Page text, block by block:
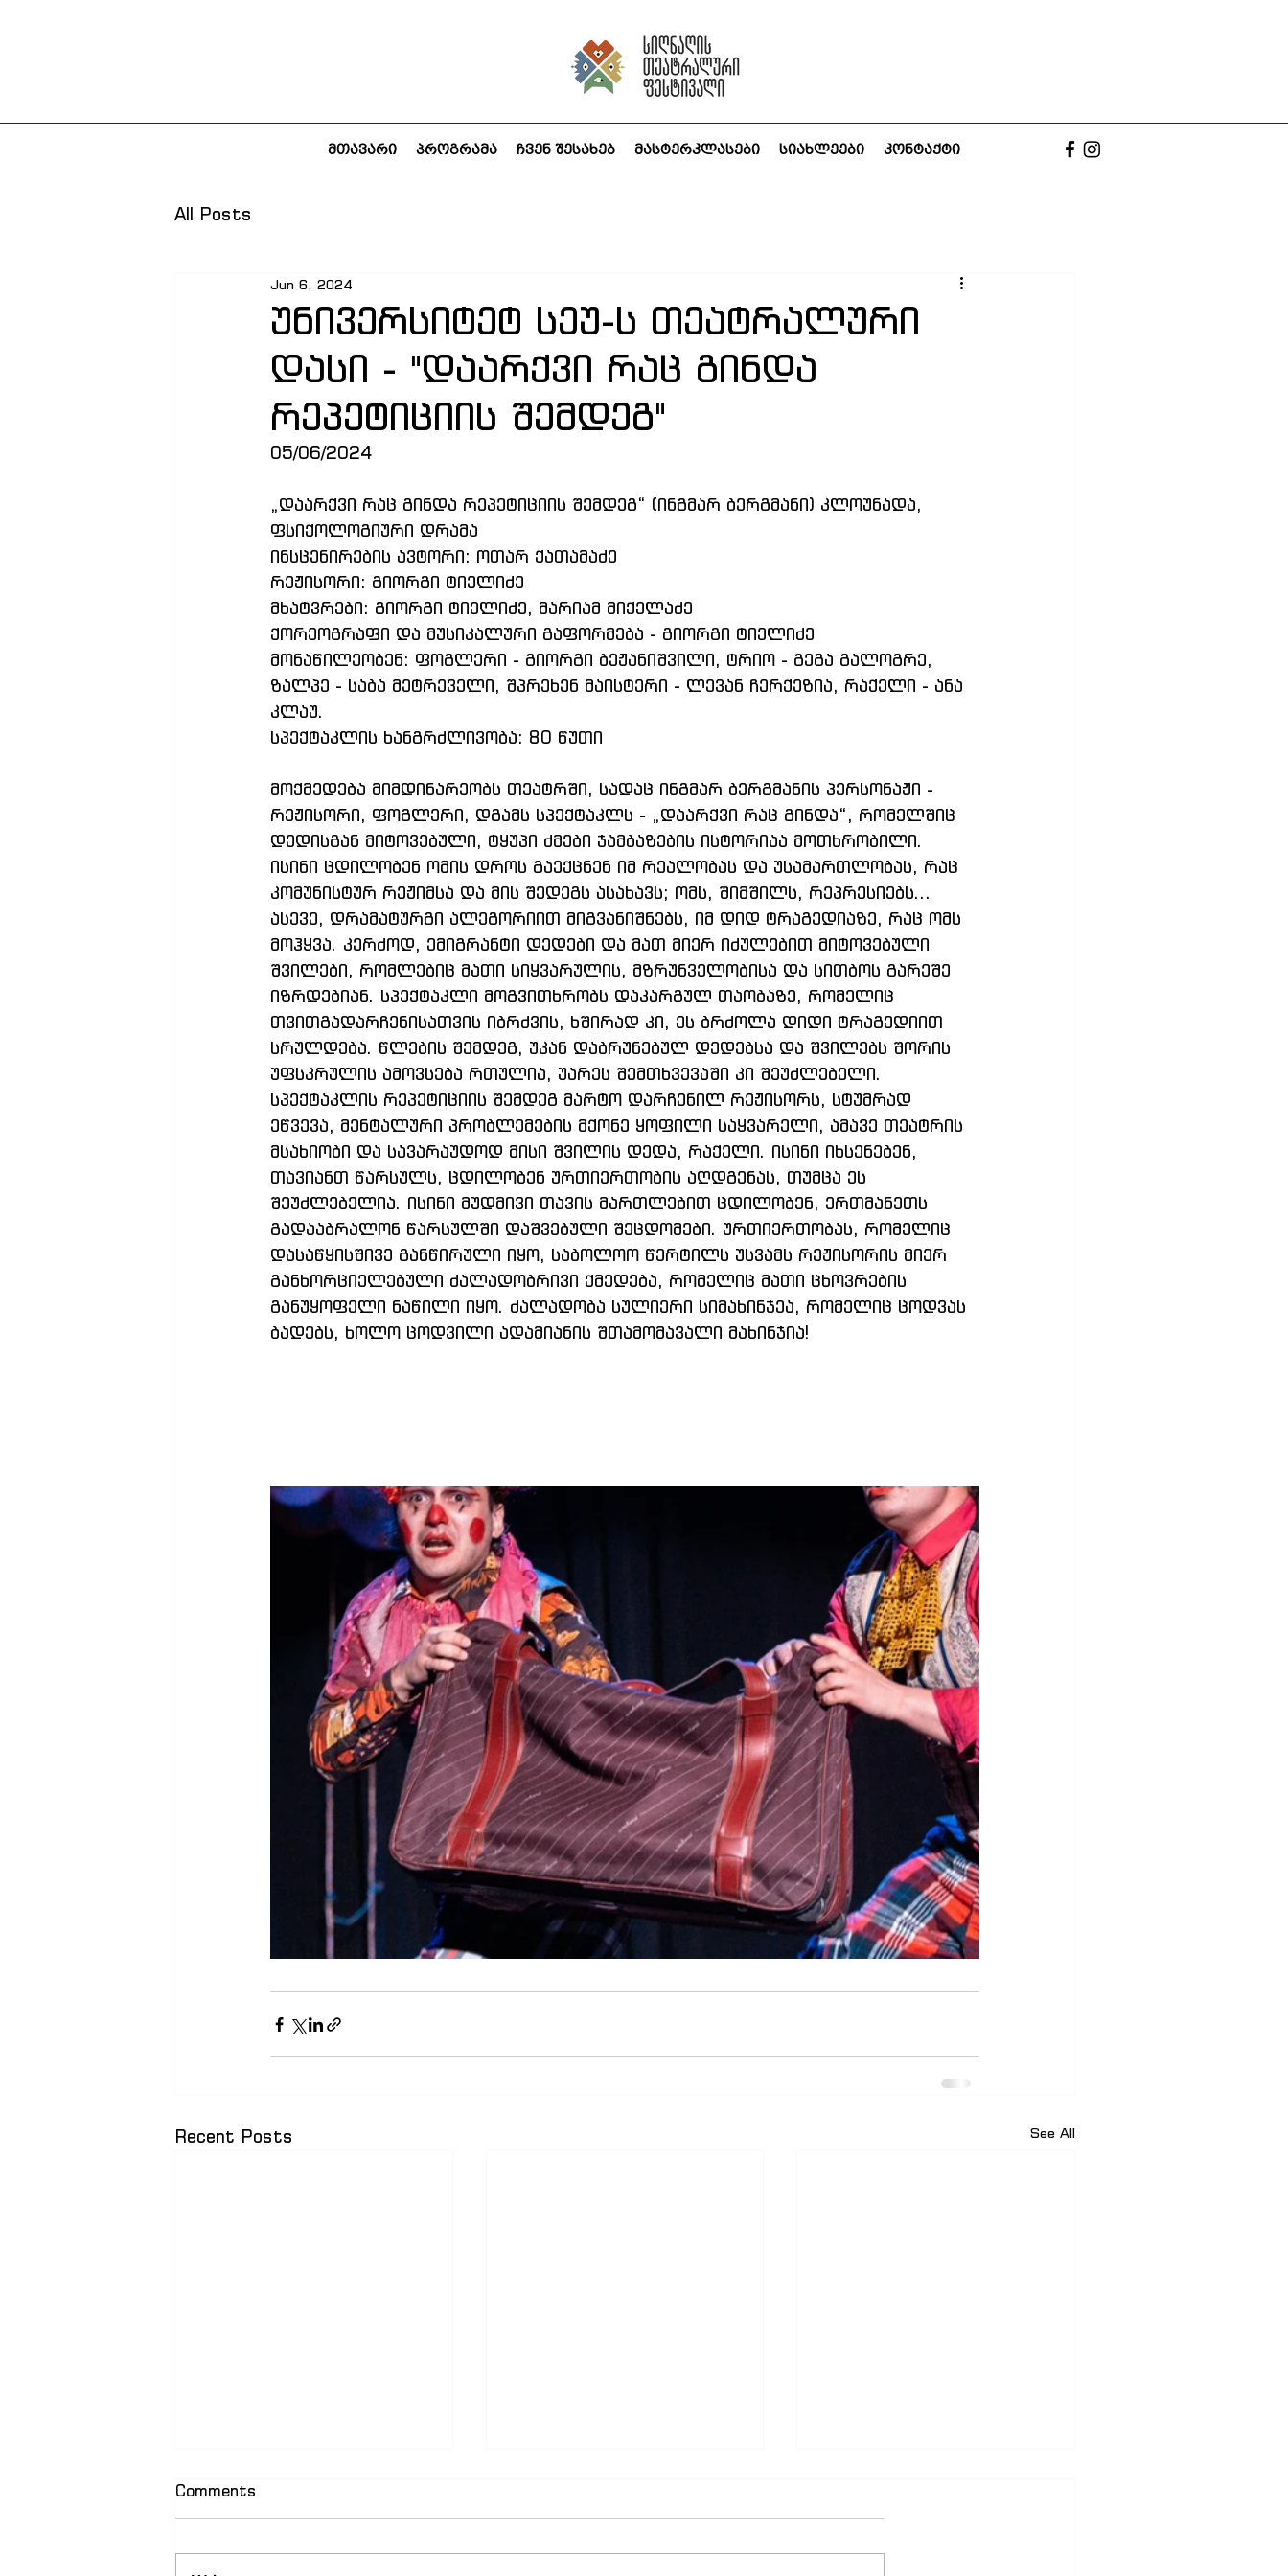
მთავარი პროგრამა ჩვენ შესახებ მასტერკლასები სიახლეები კონტაქტი
All Posts
უნივერსიტეტ სეუ-ს თეატრალური
დასი - "დაარქვი რაც გინდა
რეპეტიციის შემდეგ"
Jun 6, 2024
05/06/2024
„დაარქვი რაც გინდა რეპეტიციის შემდეგ“ (ინგმარ ბერგმანი) კლოუნადა,
ფსიქოლოგიური დრამა
ინსცენირების ავტორი: ოთარ ქათამაძე
რეჟისორი: გიორგი ტიელიძე
მხატვრები: გიორგი ტიელიძე, მარიამ მიქელაძე
ქორეოგრაფი და მუსიკალური გაფორმება - გიორგი ტიელიძე
მონაწილეობენ: ფოგლერი - გიორგი ბეჟანიშვილი, ტრიო - გეგა გალოგრე,
ზალპე - საბა მეტრეველი, შპრეხენ მაისტერი - ლევან ჩერქეზია, რაქელი - ანა
კლაუ.
სპექტაკლის ხანგრძლივობა: 80 წუთი
მოქმედება მიმდინარეობს თეატრში, სადაც ინგმარ ბერგმანის პერსონაჟი -
რეჟისორი, ფოგლერი, დგამს სპექტაკლს - „დაარქვი რაც გინდა“, რომელშიც
დედისგან მიტოვებული, ტყუპი ძმები ჯამბაზების ისტორიაა მოთხრობილი.
ისინი ცდილობენ ომის დროს გაექცნენ იმ რეალობას და უსამართლობას, რაც
კომუნისტურ რეჟიმსა და მის შედეგს ასახავს; ომს, შიმშილს, რეპრესიებს...
ასევე, დრამატურგი ალეგორიით მიგვანიშნებს, იმ დიდ ტრაგედიაზე, რაც ომს
მოჰყვა. კერძოდ, ემიგრანტი დედები და მათ მიერ იძულებით მიტოვებული
შვილები, რომლებიც მათი სიყვარულის, მზრუნველობისა და სითბოს გარეშე
იზრდებიან. სპექტაკლი მოგვითხრობს დაკარგულ თაობაზე, რომელიც
თვითგადარჩენისათვის იბრძვის, ხშირად კი, ეს ბრძოლა დიდი ტრაგედიით
სრულდება. წლების შემდეგ, უკან დაბრუნებულ დედებსა და შვილებს შორის
უფსკრულის ამოვსება რთულია, უარეს შემთხვევაში კი შეუძლებელი.
სპექტაკლის რეპეტიციის შემდეგ მარტო დარჩენილ რეჟისორს, სტუმრად
ეწვევა, მენტალური პრობლემების მქონე ყოფილი საყვარელი, ამავე თეატრის
მსახიობი და სავარაუდოდ მისი შვილის დედა, რაქელი. ისინი იხსენებენ,
თავიანთ წარსულს, ცდილობენ ურთიერთობის აღდგენას, თუმცა ეს
შეუძლებელია. ისინი მუდმივი თავის მართლებით ცდილობენ, ერთმანეთს
გადააბრალონ წარსულში დაშვებული შეცდომები. ურთიერთობას, რომელიც
დასაწყისშივე განწირული იყო, საბოლოო წერტილს უსვამს რეჟისორის მიერ
განხორციელებული ძალადობრივი ქმედება, რომელიც მათი ცხოვრების
განუყოფელი ნაწილი იყო. ძალადობა სულიერი სიმახინჯეა, რომელიც ცოდვას
ბადებს, ხოლო ცოდვილი ადამიანის შთამომავალი მახინჯია!
Recent Posts See All
Comments